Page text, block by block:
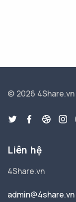
© 2026 4Share.vn
Liên hệ
4Share.vn
admin@4share.vn